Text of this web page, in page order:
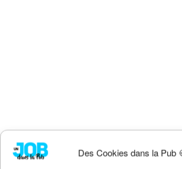
Des Cookies dans la Pub